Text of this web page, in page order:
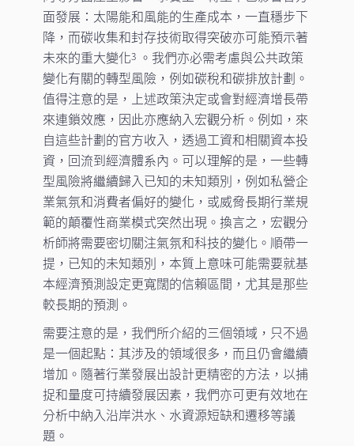
面發展：太陽能和風能的生產成本，一直穩步下
降，而碳收集和封存技術取得突破亦可能預示著
未來的重大變化3。我們亦必需考慮與公共政策
變化有關的轉型風險，例如碳稅和碳排放計劃。
值得注意的是，上述政策決定或會對經濟增長帶
來連鎖效應，因此亦應納入宏觀分析。例如，來
自這些計劃的官方收入，透過工資和相關資本投
資，回流到經濟體系內。可以理解的是，一些轉
型風險將繼續歸入已知的未知類別，例如私營企
業氣氛和消費者偏好的變化，或威脅長期行業規
範的顛覆性商業模式突然出現。換言之，宏觀分
析師將需要密切關注氣氛和科技的變化。順帶一
提，已知的未知類別，本質上意味可能需要就基
本經濟預測設定更寬闊的信賴區間，尤其是那些
較長期的預測。
需要注意的是，我們所介紹的三個領域，只不過
是一個起點：其涉及的領域很多，而且仍會繼續
增加。隨著行業發展出設計更精密的方法，以捕
捉和量度可持續發展因素，我們亦可更有效地在
分析中納入沿岸洪水、水資源短缺和遷移等議
題。